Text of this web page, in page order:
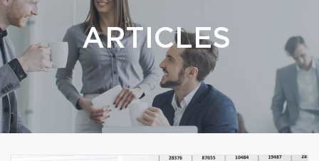
ARTICLES